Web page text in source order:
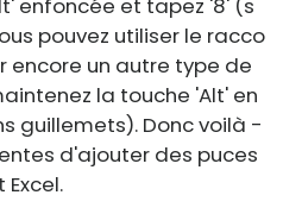
enfoncée et tapez '8' (s
pouvez utiliser le racco
encore un autre type de
la touche 'Alt' en
guillemets). Donc voilà -
d'ajouter des puces